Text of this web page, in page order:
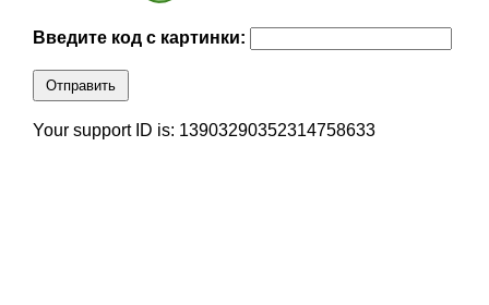
Введите код с картинки:
Отправить
Your support ID is: 13903290352314758633